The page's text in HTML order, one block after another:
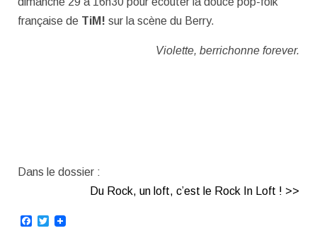
française de TiM! sur la scène du Berry.
Violette, berrichonne forever.
Dans le dossier :
Du Rock, un loft, c’est le Rock In Loft ! >>
Facebook
Twitter